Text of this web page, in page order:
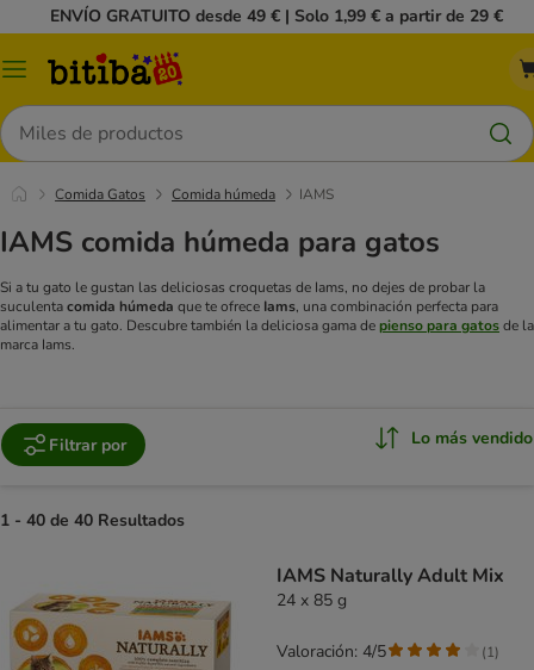
ENVÍO GRATUITO desde 49 € | Solo 1,99 € a partir de 29 €
Menú
Buscar
Comida Gatos Comida húmeda IAMS
IAMS comida húmeda para gatos
Si a tu gato le gustan las deliciosas croquetas de Iams, no dejes de probar la
suculentacomida húmeda que te ofrece Iams, una combinación perfecta para
alimentar a tu gato. Descubre también la deliciosa gama depienso para gatosde la
marca Iams.
Filtrar por Lo más vendido
1 - 40 de 40 Resultados
IAMS Naturally Adult Mix
24 x 85 g
Valoración: 4/5 (1)